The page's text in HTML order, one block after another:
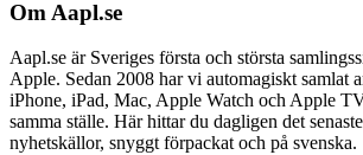
Om Aapl.se
Aapl.se är Sveriges första och största
Apple. Sedan 2008 har vi automagiskt samlat
iPhone, iPad, Mac, Apple Watch och Apple
samma ställe. Här hittar du dagligen det
nyhetskällor, snyggt förpackat och på svenska.